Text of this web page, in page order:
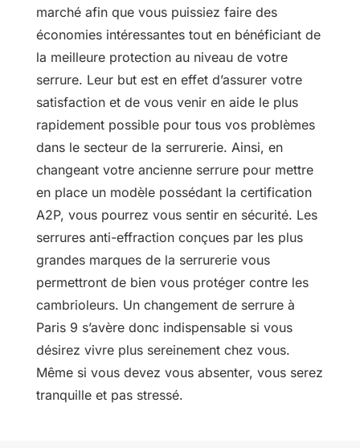
marché afin que vous puissiez faire des
économies intéressantes tout en bénéficiant de
la meilleure protection au niveau de votre
serrure. Leur but est en effet d’assurer votre
satisfaction et de vous venir en aide le plus
rapidement possible pour tous vos problèmes
dans le secteur de la serrurerie. Ainsi, en
changeant votre ancienne serrure pour mettre
en place un modèle possédant la certification
A2P, vous pourrez vous sentir en sécurité. Les
serrures anti-effraction conçues par les plus
grandes marques de la serrurerie vous
permettront de bien vous protéger contre les
cambrioleurs. Un changement de serrure à
Paris 9 s’avère donc indispensable si vous
désirez vivre plus sereinement chez vous.
Même si vous devez vous absenter, vous serez
tranquille et pas stressé.